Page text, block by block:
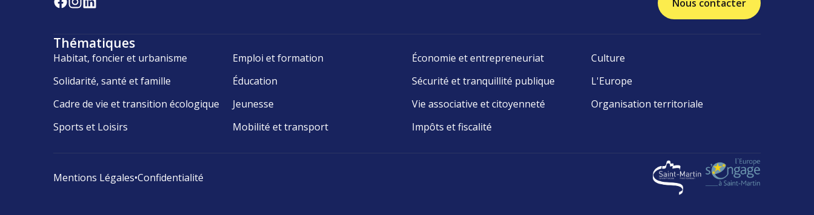
Nous contacter
Thématiques
Habitat, foncier et urbanisme Emploi et formation Économie et entrepreneuriat
Culture
Solidarité, santé et famille
Éducation Sécurité et tranquillité publique
L'Europe
Cadre de vie et transition écologique
Jeunesse Vie associative et citoyenneté
Organisation territoriale
Sports et Loisirs
Mobilité et transport Impôts et fiscalité
Mentions Légales•Confidentialité